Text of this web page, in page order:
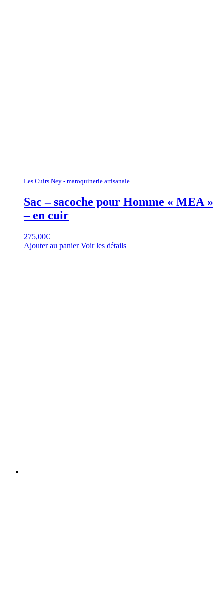
Les Cuirs Ney - maroquinerie artisanale
Sac – sacoche pour Homme « MEA »
– en cuir
275,00€
Ajouter au panier Voir les détails